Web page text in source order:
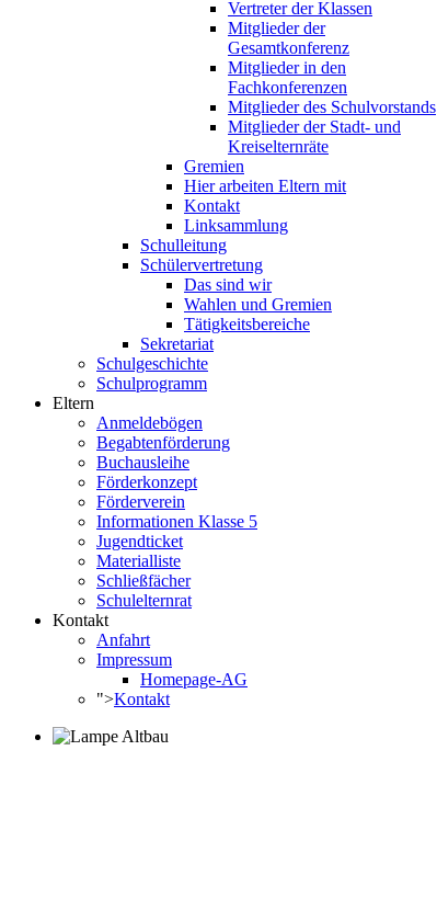
Vertreter der Klassen
Mitglieder der
Gesamtkonferenz
Mitglieder in den
Fachkonferenzen
Mitglieder des Schulvorstands
Mitglieder der Stadt- und
Kreiselternräte
Gremien
Hier arbeiten Eltern mit
Kontakt
Linksammlung
Schulleitung
Schülervertretung
Das sind wir
Wahlen und Gremien
Tätigkeitsbereiche
Sekretariat
Schulgeschichte
Schulprogramm
Eltern
Anmeldebögen
Begabtenförderung
Buchausleihe
Förderkonzept
Förderverein
Informationen Klasse 5
Jugendticket
Materialliste
Schließfächer
Schulelternrat
Kontakt
Anfahrt
Impressum
Homepage-AG
">Kontakt